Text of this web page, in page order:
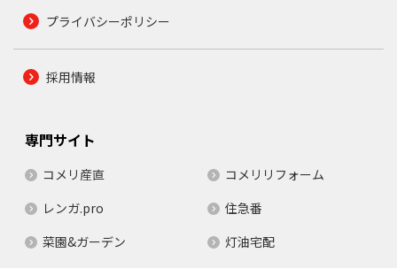
プライバシーポリシー
採用情報
専門サイト
コメリ産直
コメリリフォーム
レンガ.pro
住急番
菜園&ガーデン
灯油宅配